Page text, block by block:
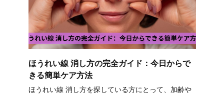
ほうれい線 消し方の完全ガイド：今日からで
きる簡単ケア方法
ほうれい線 消し方を探している方にとって、加齢や